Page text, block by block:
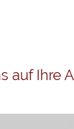
auf Ihre